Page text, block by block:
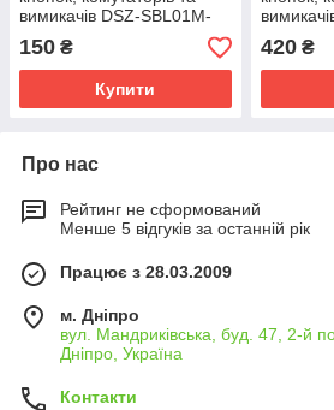
вимикачів DSZ-SBL01M-
D25
150 ₴
Купити
420₴
Про нас
Рейтинг не сформований
Менше 5 відгуків за останній рік
Працює з 28.03.2009
м. Дніпро
вул. Мандриківська, буд. 47, 2-й
Дніпро, Україна
Контакти